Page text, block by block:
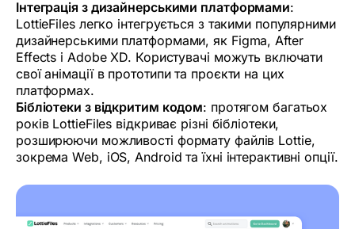
Інтеграція з дизайнерськими платформами:
LottieFiles легко інтегрується з такими популярними
дизайнерськими платформами, як Figma, After
Effects і Adobe XD. Користувачі можуть включати
свої анімації в прототипи та проєкти на цих
платформах.
Бібліотеки з відкритим кодом: протягом багатьох
років LottieFiles відкриває різні бібліотеки,
розширюючи можливості формату файлів Lottie,
зокрема Web, iOS, Android та їхні інтерактивні опції.